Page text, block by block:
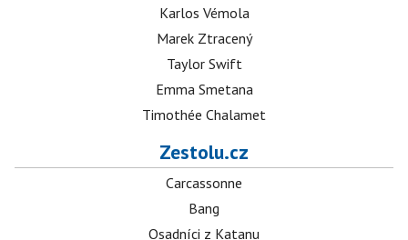
Karlos Vémola
Marek Ztracený
Taylor Swift
Emma Smetana
Timothée Chalamet
Zestolu.cz
Carcassonne
Bang
Osadníci z Katanu